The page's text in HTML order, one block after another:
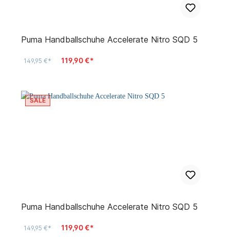
Puma Handballschuhe Accelerate Nitro SQD 5
149,95 €* 119,90 €*
SALE
Puma Handballschuhe Accelerate Nitro SQD 5
149,95 €* 119,90 €*